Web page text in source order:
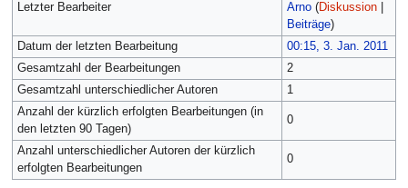
Letzter Bearbeiter
Arno (Diskussion|
Beiträge)
Datum der letzten Bearbeitung
00:15, 3. Jan. 2011
Gesamtzahl der Bearbeitungen
2
Gesamtzahl unterschiedlicher Autoren
1
Anzahl der kürzlich erfolgten Bearbeitungen (in
den letzten 90 Tagen)
0
Anzahl unterschiedlicher Autoren der kürzlich
erfolgten Bearbeitungen
0